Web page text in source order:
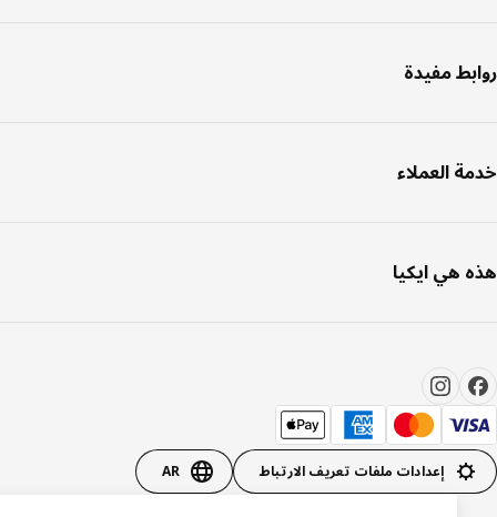
مفيدة
العملاء
هي ايكيا
إعدادات ملفات تعريف الارتباط AR